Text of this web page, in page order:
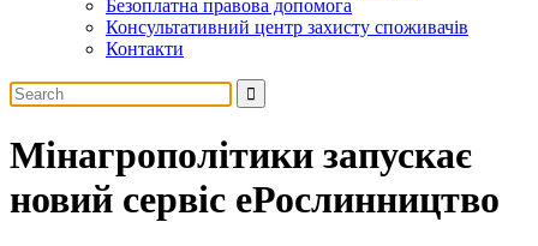
Безоплатна правова допомога
Консультативний центр захисту споживачів
Контакти
Мінагрополітики запускає
новий сервіс еРослинництво